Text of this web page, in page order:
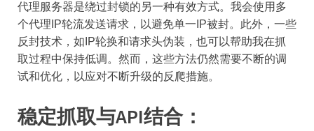
代理服务器是绕过封锁的另一种有效方式。我会使用多
个代理IP轮流发送请求，以避免单一IP被封。此外，一些
反封技术，如IP轮换和请求头伪装，也可以帮助我在抓
取过程中保持低调。然而，这些方法仍然需要不断的调
试和优化，以应对不断升级的反爬措施。
稳定抓取与API结合：